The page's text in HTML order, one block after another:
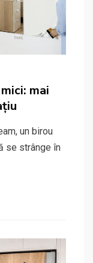
mai
un birou
se strânge în